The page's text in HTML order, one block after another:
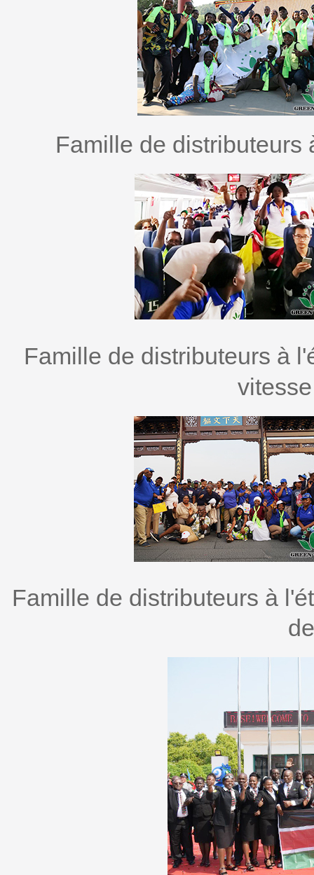
Famille de distributeurs
Famille de distributeurs à
Famille de distributeurs à